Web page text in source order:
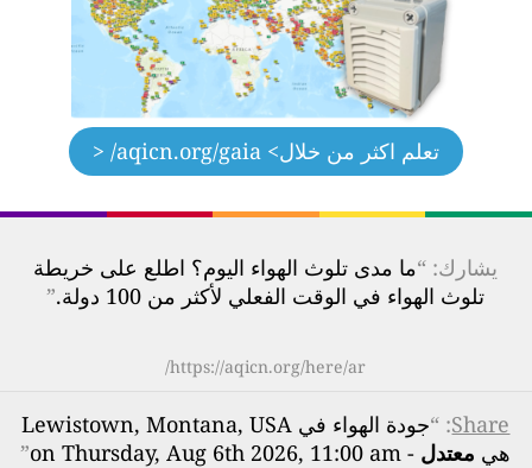
تعلم اكثر من خلال > aqicn.org/gaia/ <
يشارك: “ما مدى تلوث الهواء اليوم؟ اطلع على خريطة
تلوث الهواء في الوقت الفعلي لأكثر من 100 دولة.
”
https://aqicn.org/here/ar/
Share
: “
جودة الهواء في Lewistown, Montana, USA
هي معتدل- on Thursday, Aug 6th 2026, 11:00 am
”